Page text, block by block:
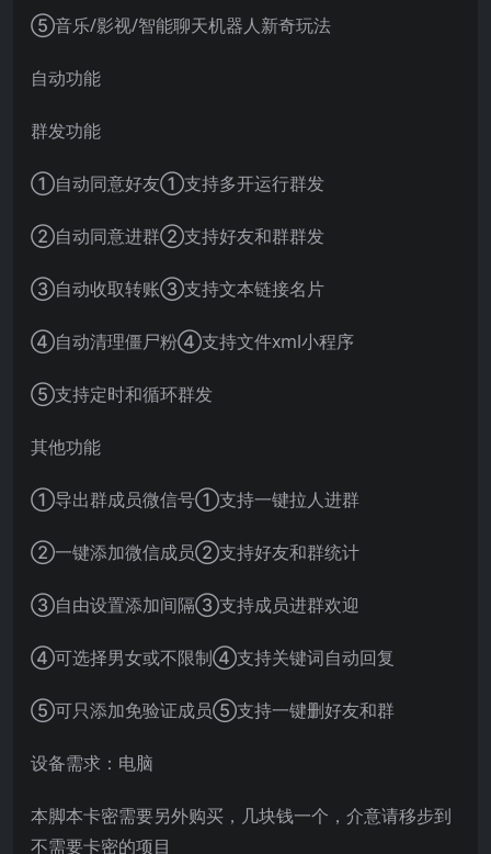
⑤音乐/影视/智能聊天机器人新奇玩法
自动功能
群发功能
①自动同意好友①支持多开运行群发
②自动同意进群②支持好友和群群发
③自动收取转账③支持文本链接名片
④自动清理僵尸粉④支持文件xml小程序
⑤支持定时和循环群发
其他功能
①导出群成员微信号①支持一键拉人进群
②一键添加微信成员②支持好友和群统计
③自由设置添加间隔③支持成员进群欢迎
④可选择男女或不限制④支持关键词自动回复
⑤可只添加免验证成员⑤支持一键删好友和群
设备需求：电脑
本脚本卡密需要另外购买，几块钱一个，介意请移步到
不需要卡密的项目